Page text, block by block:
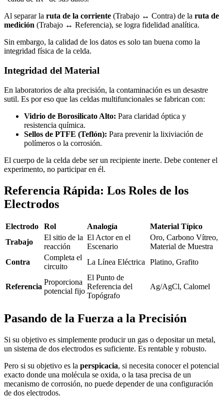
Al separar la ruta de la corriente (Trabajo ↔ Contra) de la ruta de
medición (Trabajo ↔ Referencia), se logra fidelidad analítica.
Sin embargo, la calidad de los datos es solo tan buena como la
integridad física de la celda.
Integridad del Material
En laboratorios de alta precisión, la contaminación es un desastre
sutil. Es por eso que las celdas multifuncionales se fabrican con:
Vidrio de Borosilicato Alto: Para claridad óptica y
resistencia química.
Sellos de PTFE (Teflón): Para prevenir la lixiviación de
polímeros o la corrosión.
El cuerpo de la celda debe ser un recipiente inerte. Debe contener el
experimento, no participar en él.
Referencia Rápida: Los Roles de los
Electrodos
Electrodo Rol Analogía
Material Típico
Trabajo
El sitio de la
reacción
El Actor en el
Escenario
Oro, Carbono Vítreo,
Material de Muestra
Contra
Completa el
circuito
La Línea Eléctrica Platino, Grafito
Referencia
Proporciona
potencial fijo
El Punto de
Referencia del
Topógrafo
Ag/AgCl, Calomel
Pasando de la Fuerza a la Precisión
Si su objetivo es simplemente producir un gas o depositar un metal,
un sistema de dos electrodos es suficiente. Es rentable y robusto.
Pero si su objetivo es la perspicacia, si necesita conocer el potencial
exacto donde una molécula se oxida, o la tasa precisa de un
mecanismo de corrosión, no puede depender de una configuración
de dos electrodos.